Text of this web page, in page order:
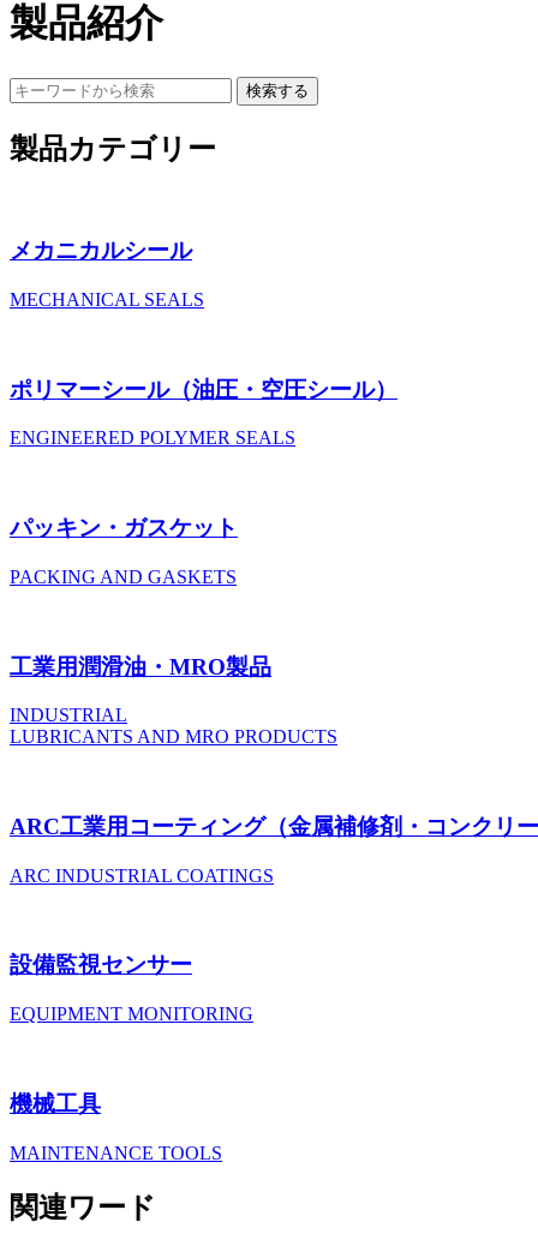
製品紹介
検索する
製品カテゴリー
メカニカルシール
MECHANICAL SEALS
ポリマーシール（油圧・空圧シール）
ENGINEERED POLYMER SEALS
パッキン・ガスケット
PACKING AND GASKETS
工業用潤滑油・MRO製品
INDUSTRIAL
LUBRICANTS AND MRO PRODUCTS
ARC工業用コーティング（金属補修剤・コンクリー
ARC INDUSTRIAL COATINGS
設備監視センサー
EQUIPMENT MONITORING
機械工具
MAINTENANCE TOOLS
関連ワード